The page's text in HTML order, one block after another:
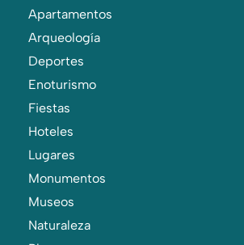
Apartamentos
Arqueología
Deportes
Enoturismo
Fiestas
Hoteles
Lugares
Monumentos
Museos
Naturaleza